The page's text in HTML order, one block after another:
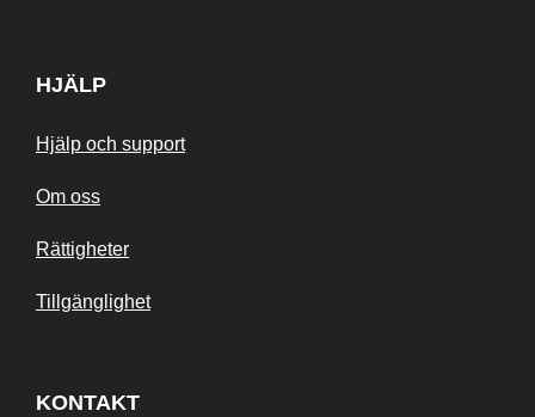
HJÄLP
Hjälp och support
Om oss
Rättigheter
Tillgänglighet
KONTAKT